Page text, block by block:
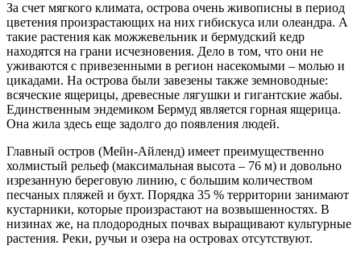
За счет мягкого климата, острова очень живописны в период
цветения произрастающих на них гибискуса или олеандра. А
такие растения как можжевельник и бермудский кедр
находятся на грани исчезновения. Дело в том, что они не
уживаются с привезенными в регион насекомыми – молью и
цикадами. На острова были завезены также земноводные:
всяческие ящерицы, древесные лягушки и гигантские жабы.
Единственным эндемиком Бермуд является горная ящерица.
Она жила здесь еще задолго до появления людей.
Главный остров (Мейн-Айленд) имеет преимущественно
холмистый рельеф (максимальная высота – 76 м) и довольно
изрезанную береговую линию, с большим количеством
песчаных пляжей и бухт. Порядка 35 % территории занимают
кустарники, которые произрастают на возвышенностях. В
низинах же, на плодородных почвах выращивают культурные
растения. Реки, ручьи и озера на островах отсутствуют.